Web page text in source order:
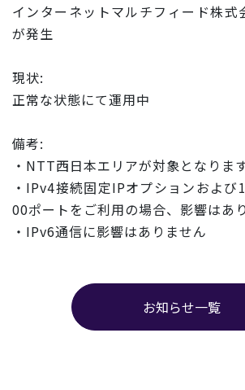
インターネットマルチフィード株式
が発生
現状:
正常な状態にて運用中
備考:
・NTT西日本エリアが対象となりま
・IPv4接続固定IPオプションおよ
00ポートをご利用の場合、影響はあ
・IPv6通信に影響はありません
お知らせ一覧